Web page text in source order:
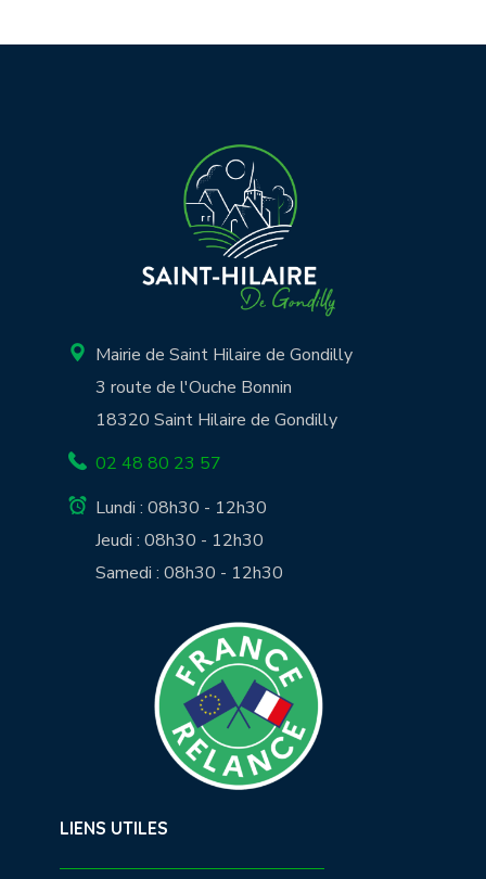
Mairie de Saint Hilaire de Gondilly
3 route de l'Ouche Bonnin
18320 Saint Hilaire de Gondilly
02 48 80 23 57
Lundi : 08h30 - 12h30
Jeudi : 08h30 - 12h30
Samedi : 08h30 - 12h30
LIENS UTILES